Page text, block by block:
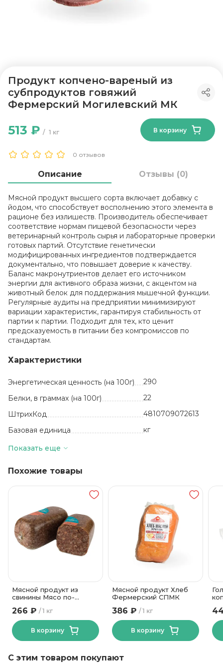
Продукт копчено-вареный из
субпродуктов говяжий
Фермерский Могилевский МК
0 отзывов
1 кг
513 ₽ В корзину
Описание Отзывы (0)
Мясной продукт высшего сорта включает добавку с
йодом, что способствует восполнению этого элемента в
рационе без излишеств. Производитель обеспечивает
соответствие нормам пищевой безопасности через
ветеринарный контроль сырья и лабораторные проверки
готовых партий. Отсутствие генетически
модифицированных ингредиентов подтверждается
документально, что повышает доверие к качеству.
Баланс макронутриентов делает его источником
энергии для активного образа жизни, с акцентом на
животный белок для поддержания мышечной функции.
Регулярные аудиты на предприятии минимизируют
вариации характеристик, гарантируя стабильность от
партии к партии. Подходит для тех, кто ценит
предсказуемость в питании без компромиссов по
стандартам.
Характеристики
Энергетическая ценность (на 100г)
290
Белки, в граммах (на 100г)
22
ШтрихКод
4810709072613
Базовая единица
кг
Жиры, в граммах (на 100 г)
Температура хранения
Вес в упаковке
Показать еще
Похожие товары
Мясной продукт из
свинины Мясо по-
МК
1 кг
266 ₽
В корзину
Мясной продукт Хлеб
Фермерский СПМК
1 кг
386 ₽
В корзину
С этим товаром покупают